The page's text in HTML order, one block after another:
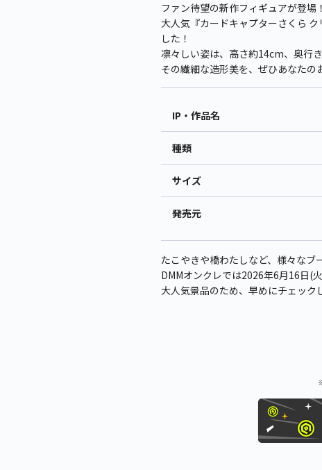
ファン待望の新作フィギュアが登場！
大人気『カードキャプターさくら
した！
凛々しい姿は、高さ約14cm、奥行
その繊細な造形美を、ぜひあなたの
IP・作品名
種類
サイズ
発売元
たこやきや橋わたしなど、様々なブ
DMMオンクレでは2026年6月16日(
大人気景品のため、早めにチェック